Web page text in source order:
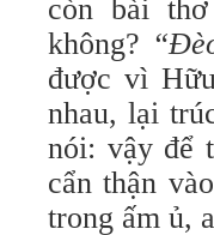
còn bài
không?
được vì
nhau, lại
nói: vậy để
cẩn thận
trong ấm ủ,